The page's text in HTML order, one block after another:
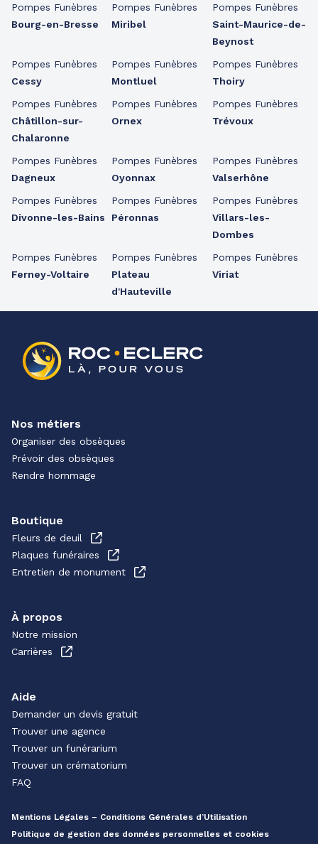
Pompes Funèbres
Bourg-en-Bresse
Pompes Funèbres
Cessy
Pompes Funèbres
Châtillon-sur-
Chalaronne
Pompes Funèbres
Dagneux
Pompes Funèbres
Divonne-les-Bains
Pompes Funèbres
Ferney-Voltaire
Pompes Funèbres
Miribel
Pompes Funèbres
Montluel
Pompes Funèbres
Ornex
Pompes Funèbres
Oyonnax
Pompes Funèbres
Péronnas
Pompes Funèbres
Plateau
d'Hauteville
Pompes Funèbres
Saint-Maurice-de-
Beynost
Pompes Funèbres
Thoiry
Pompes Funèbres
Trévoux
Pompes Funèbres
Valserhône
Pompes Funèbres
Villars-les-
Dombes
Pompes Funèbres
Viriat
Nos métiers
Organiser des obsèques
Prévoir des obsèques
Rendre hommage
Boutique
Fleurs de deuil
Plaques funéraires
Entretien de monument
À propos
Notre mission
Carrières
Aide
Demander un devis gratuit
Trouver une agence
Trouver un funérarium
Trouver un crématorium
FAQ
Mentions Légales – Conditions Générales d’Utilisation
Politique de gestion des données personnelles et cookies